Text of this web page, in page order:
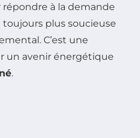
répondre à la demande
toujours plus soucieuse
C’est une
un avenir énergétique
.